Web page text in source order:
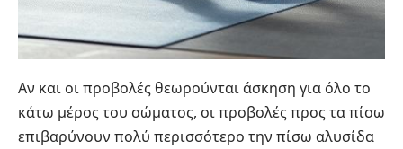
Αν και οι προβολές θεωρούνται άσκηση για όλο το
κάτω μέρος του σώματος, οι προβολές προς τα πίσω
επιβαρύνουν πολύ περισσότερο την πίσω αλυσίδα